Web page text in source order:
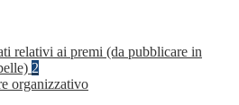
relativi ai premi (da pubblicare in
2
organizzativo